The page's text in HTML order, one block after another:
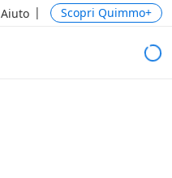
Aiuto Scopri Quimmo+